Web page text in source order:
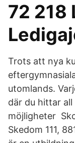
72 218
Trots att nya
utomlands.
där du hittar
möjligheter
Skedom 111,